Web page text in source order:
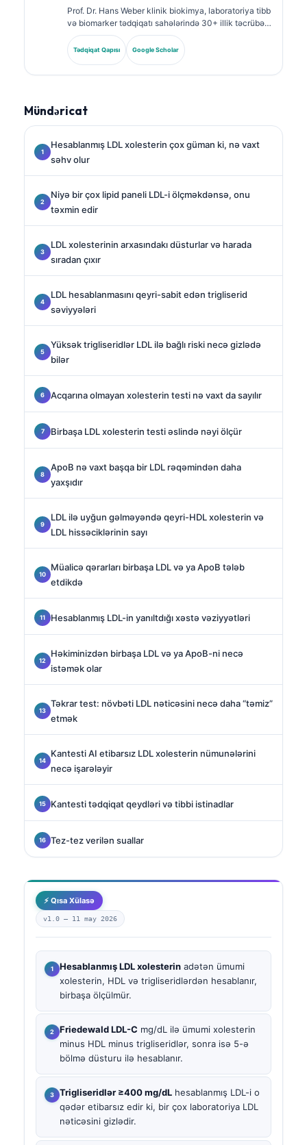
Prof. Dr. Hans Weber klinik biokimya, laboratoriya tibb
və biomarker tədqiqatı sahələrində 30+ illik təcrübə
gətirir. Alman Klinik Kimya Cəmiyyətinin keçmiş
prezidenti olaraq o, diaqnostik panel analizi,
biomarkerlərin standartlaşdırılması və AI ilə
Tədqiqat Qapısı Google Scholar
Mündəricat
Hesablanmış LDL xolesterin çox güman ki, nə vaxt
səhv olur
Niyə bir çox lipid paneli LDL-i ölçməkdənsə, onu
təxmin edir
LDL xolesterinin arxasındakı düsturlar və harada
sıradan çıxır
LDL hesablanmasını qeyri-sabit edən trigliserid
səviyyələri
Yüksək trigliseridlər LDL ilə bağlı riski necə gizlədə
bilər
Acqarına olmayan xolesterin testi nə vaxt da sayılır
Birbaşa LDL xolesterin testi əslində nəyi ölçür
ApoB nə vaxt başqa bir LDL rəqəmindən daha
yaxşıdır
LDL ilə uyğun gəlməyəndə qeyri-HDL xolesterin və
LDL hissəciklərinin sayı
Müalicə qərarları birbaşa LDL və ya ApoB tələb
etdikdə
Hesablanmış LDL-in yanıltdığı xəstə vəziyyətləri
Həkiminizdən birbaşa LDL və ya ApoB-ni necə
istəmək olar
Təkrar test: növbəti LDL nəticəsini necə daha “təmiz”
etmək
Kantesti AI etibarsız LDL xolesterin nümunələrini
necə işarələyir
Kantesti tədqiqat qeydləri və tibbi istinadlar
Tez-tez verilən suallar
⚡ Qısa Xülasə
v1.0 — 11 may 2026
Hesablanmış LDL xolesterin adətən ümumi
xolesterin, HDL və trigliseridlərdən hesablanır,
birbaşa ölçülmür.
Friedewald LDL-C mg/dL ilə ümumi xolesterin
minus HDL minus trigliseridlər, sonra isə 5-ə
bölmə düsturu ilə hesablanır.
Trigliseridlər ≥400 mg/dL hesablanmış LDL-i o
qədər etibarsız edir ki, bir çox laboratoriya LDL
nəticəsini gizlədir.